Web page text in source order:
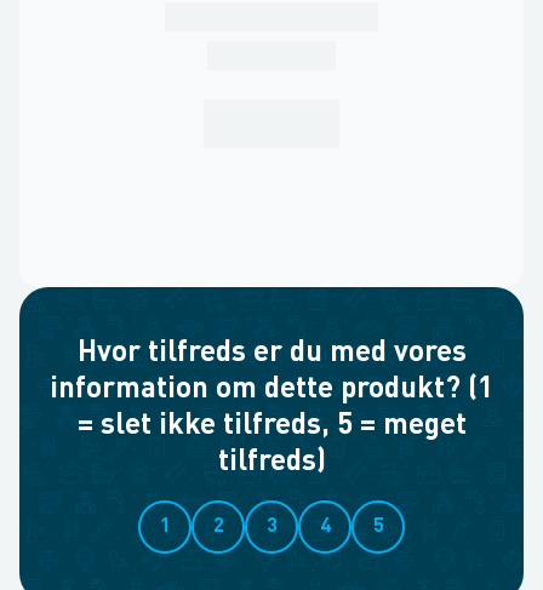
Hvor tilfreds er du med vores
information om dette produkt? (1
= slet ikke tilfreds, 5 = meget
tilfreds)
1 2 3 4 5